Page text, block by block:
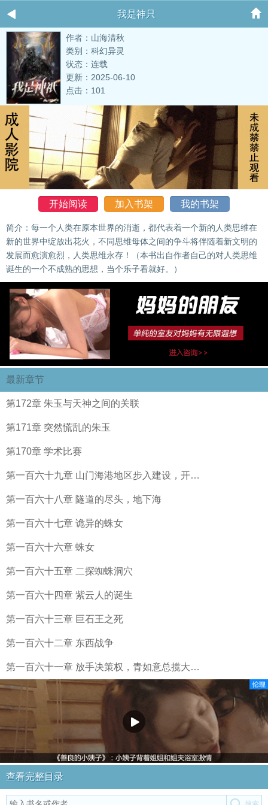
我是神只
作者：山海清秋
类别：科幻异灵
状态：连载
更新：2025-06-10
点击：101
开始阅读 加入书架 我的书架
简介：每一个人类在原本世界的消逝，都代表着一个新的人类思维在
新的世界中绽放出花火，不同思维母体之间的争斗将伴随着新文明的
发展而愈演愈烈，人类思维永存！（本书出自作者自己的对人类思维
诞生的一个不成熟的思想，当个乐子看就好。）
最新章节
第172章 朱玉与天神之间的关联
第171章 突然慌乱的朱玉
第170章 学术比赛
第一百六十九章 山门海港地区步入建设，开…
第一百六十八章 隧道的尽头，地下海
第一百六十七章 诡异的蛛女
第一百六十六章 蛛女
第一百六十五章 二探蜘蛛洞穴
第一百六十四章 紫云人的诞生
第一百六十三章 巨石王之死
第一百六十二章 东西战争
第一百六十一章 放手决策权，青如意总揽大…
查看完整目录